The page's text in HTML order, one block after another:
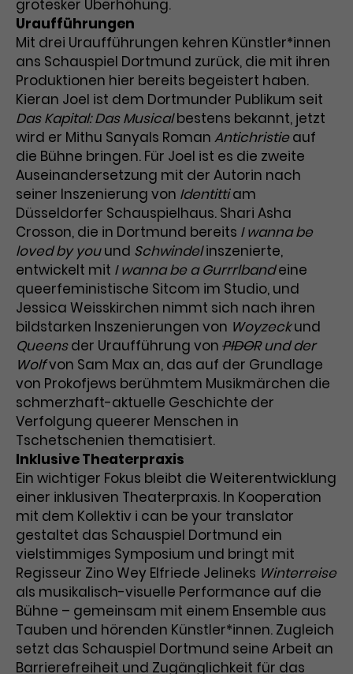
Laufzeit 1 Minute
Zweck
Das ist ein von Google Analytics
gesetztes Cookie. Bestimmte
Daten werden nur maximal einmal
pro Minute an Google Analytics
gesendet. Solange es gesetzt ist,
werden bestimmte
Datenübertragungen
unterbunden.
Zweck
Dieses Cookie wird verwendet, um
Nutzerinteraktionen mit
Werbeanzeigen zu messen und
Remarketing-Funktionen
bereitzustellen.
Name IDE
Anbieter Google / DoubleClick
Laufzeit 1 Jahr
Zweck
Dieses Cookie dient der Anzeige
personalisierter Werbung und
misst die Wirksamkeit von
Werbekampagnen über
verschiedene Websites hinweg.
grotesker Überhöhung.
Uraufführungen
Mit drei Uraufführungen kehren Künstler*innen
ans Schauspiel Dortmund zurück, die mit ihren
Produktionen hier bereits begeistert haben.
Kieran Joel ist dem Dortmunder Publikum seit
Das Kapital: Das Musicalbestens bekannt, jetzt
wird er Mithu Sanyals Roman Antichristieauf
die Bühne bringen. Für Joel ist es die zweite
Auseinandersetzung mit der Autorin nach
seiner Inszenierung von Identittiam
Düsseldorfer Schauspielhaus. Shari Asha
Crosson, die in Dortmund bereits I wanna be
loved by youund Schwindelinszenierte,
entwickelt mit I wanna be a Gurrrlbandeine
queerfeministische Sitcom im Studio, und
Jessica Weisskirchen nimmt sich nach ihren
bildstarken Inszenierungen von Woyzeckund
Queensder Uraufführung von PIDORund der
Wolfvon Sam Max an, das auf der Grundlage
von Prokofjews berühmtem Musikmärchen die
schmerzhaft-aktuelle Geschichte der
Verfolgung queerer Menschen in
Tschetschenien thematisiert.
Inklusive Theaterpraxis
Ein wichtiger Fokus bleibt die Weiterentwicklung
einer inklusiven Theaterpraxis. In Kooperation
mit dem Kollektiv i can be your translator
gestaltet das Schauspiel Dortmund ein
vielstimmiges Symposium und bringt mit
Regisseur Zino Wey Elfriede Jelineks Winterreise
als musikalisch-visuelle Performance auf die
Bühne – gemeinsam mit einem Ensemble aus
Tauben und hörenden Künstler*innen. Zugleich
setzt das Schauspiel Dortmund seine Arbeit an
Barrierefreiheit und Zugänglichkeit für das